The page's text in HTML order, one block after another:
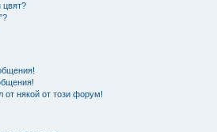
цвят?
някой от този форум!